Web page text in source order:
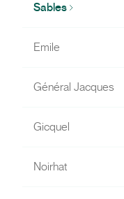
Sables
Emile
Général Jacques
Gicquel
Noirhat